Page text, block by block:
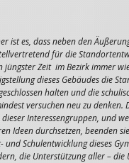
ist es, dass neben den
für die
jüngster Zeit im Bezirk immer
dieses Gebäudes die
halten und die
versuchen neu zu denken.
Interessengruppen, und
Ideen durchsetzen, beenden
und Schulentwicklung dieses
die Unterstützung aller –